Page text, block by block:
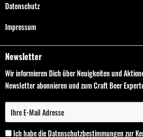
Datenschutz
Impressum
Newsletter
Wir informieren Dich über Neuigkeiten und
Newsletter abonnieren und zum Craft Beer
Ich habe dieDatenschutzbestimmungenzur